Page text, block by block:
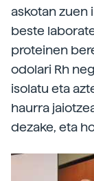
askotan zuen
beste
proteinen
odolari Rh
isolatu eta
haurra
dezake, eta